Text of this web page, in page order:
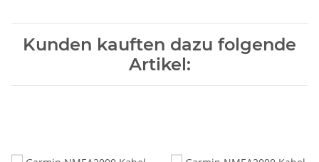
Kunden kauften dazu folgende
Artikel: